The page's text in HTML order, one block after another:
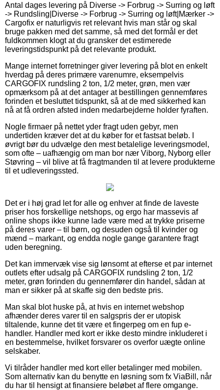
Antal dages levering på Diverse -> Forbrug -> Surring og løft
-> Rundsling|Diverse -> Forbrug -> Surring og løft|Mærker ->
Cargofix er naturligvis ret relevant hvis man står og skal
bruge pakken med det samme, så med det formål er det
fuldkommen klogt at du gransker det estimerede
leveringstidspunkt på det relevante produkt.
Mange internet forretninger giver levering på blot en enkelt
hverdag på deres primære varenumre, eksempelvis
CARGOFIX rundsling 2 ton, 1/2 meter, grøn, men vær
opmærksom på at det antager at bestillingen gennemføres
forinden et besluttet tidspunkt, så at de med sikkerhed kan
nå at få ordren afsted inden medarbejderne holder fyraften.
Nogle firmaer på nettet yder fragt uden gebyr, men
undertiden kræver det at du køber for et fastsat beløb. I
øvrigt bør du udvælge den mest betalelige leveringsmodel,
som ofte – uafhængig om man bor nær Viborg, Nyborg eller
Støvring – vil blive at få fragtmanden til at levere produkterne
til et udleveringssted.
Det er i høj grad let for alle og enhver at finde de laveste
priser hos forskellige netshops, og ergo har massevis af
online shops ikke kunne lade være med at trykke priserne
på deres varer – til børn, og desuden også til kvinder og
mænd – markant, og endda nogle gange garantere fragt
uden beregning.
Det kan immervæk vise sig lønsomt at efterse et par internet
outlets efter udsalg på CARGOFIX rundsling 2 ton, 1/2
meter, grøn forinden du gennemfører din handel, sådan at
man er sikker på at skaffe sig den bedste pris.
Man skal blot huske på, at hvis en internet webshop
afhænder deres varer til en salgspris der er utopisk
tiltalende, kunne det tit være et fingerpeg om en fup e-
handler. Handler med kort er ikke desto mindre inkluderet i
en bestemmelse, hvilket forsvarer os overfor uægte online
selskaber.
Vi tilråder handler med kort eller betalinger med mobilen.
Som alternativ kan du benytte en løsning som fx ViaBill, når
du har til hensigt at finansiere beløbet af flere omgange.